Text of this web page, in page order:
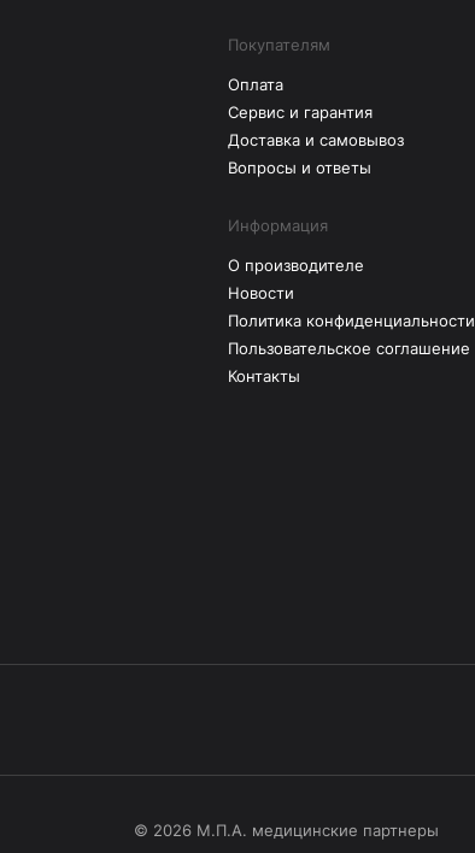
Покупателям
Оплата
Сервис и гарантия
Доставка и самовывоз
Вопросы и ответы
Информация
О производителе
Новости
Политика конфиденциальности
Пользовательское соглашение
Контакты
© 2026 М.П.А. медицинские партнеры